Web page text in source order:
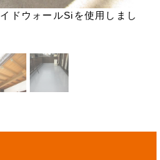
ドウォールSiを使用しまし